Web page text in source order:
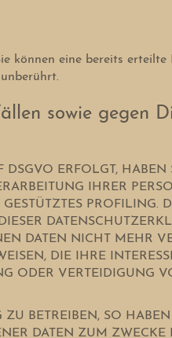
können eine bereits
sowie gegen
ERFOLGT, HABEN
IHRER
PROFILING.
DATEN NICHT MEHR
DIE IHRE
ODER VERTEIDIGUNG
BETREIBEN, SO HABEN
DATEN ZUM ZWECKE